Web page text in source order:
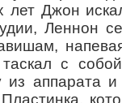
лет Джон
Леннон
с
из аппарата